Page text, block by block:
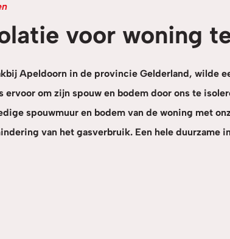
voor woning
Apeldoorn in de provincie Gelderland, wilde
ervoor om zijn spouw en bodem door ons te
spouwmuur en bodem van de woning met
van het gasverbruik. Een hele duurzame